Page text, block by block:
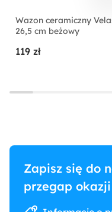
Wazon ceramiczny
26,5 cm beżowy
119 zł
Zapisz się do
przegap okazji